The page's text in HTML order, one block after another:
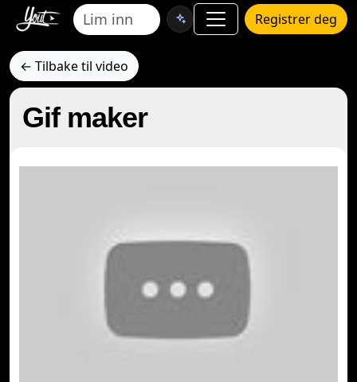
Registrer deg
← Tilbake til video
Gif maker